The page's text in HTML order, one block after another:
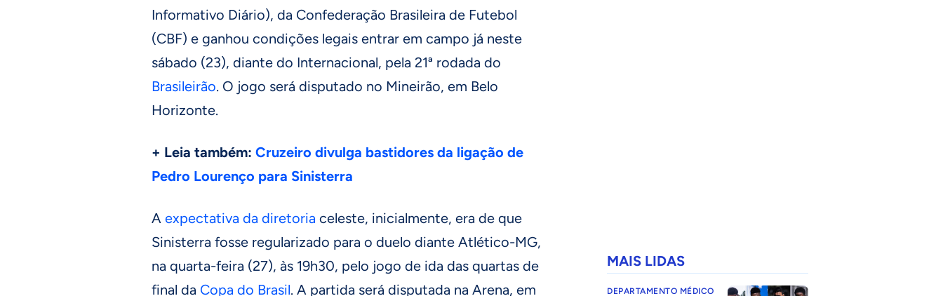
Informativo Diário), da Confederação Brasileira de Futebol
(CBF) e ganhou condições legais entrar em campo já neste
sábado (23), diante do Internacional, pela 21ª rodada do
Brasileirão. O jogo será disputado no Mineirão, em Belo
Horizonte.
+ Leia também: Cruzeiro divulga bastidores da ligação de
Pedro Lourenço para Sinisterra
A expectativa da diretoria celeste, inicialmente, era de que
Sinisterra fosse regularizado para o duelo diante Atlético-MG,
na quarta-feira (27), às 19h30, pelo jogo de ida das quartas de
final da Copa do Brasil. A partida será disputada na Arena, em
MAIS LIDAS
DEPARTAMENTO MÉDICO